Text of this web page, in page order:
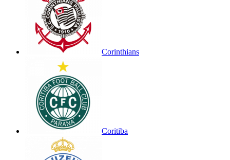
Corinthians
Coritiba